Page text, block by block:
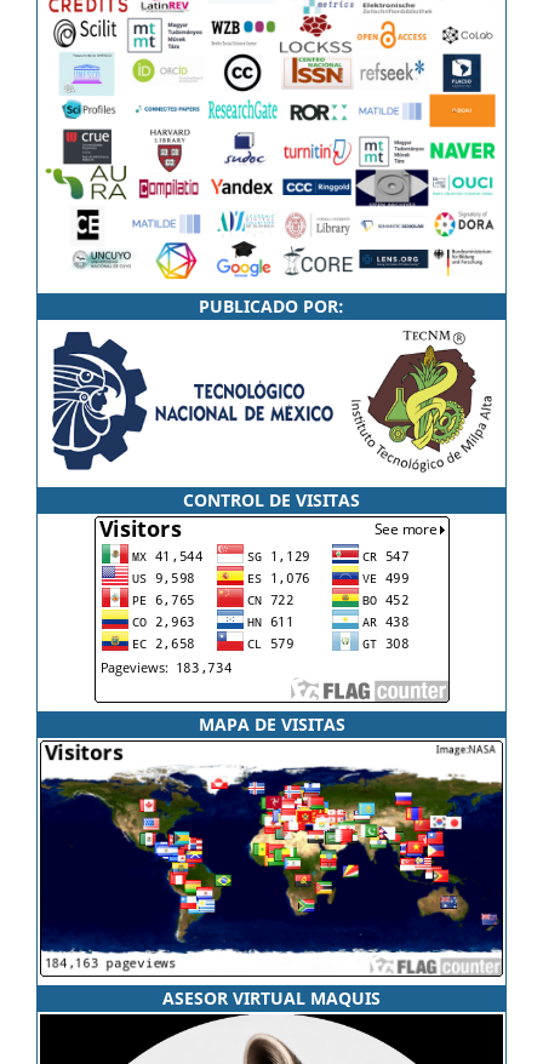
PUBLICADO POR:
CONTROL DE VISITAS
MAPA DE VISITAS
ASESOR VIRTUAL MAQUIS